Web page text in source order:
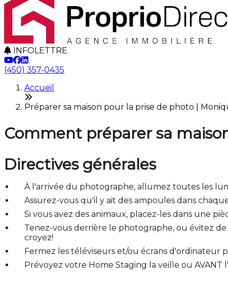
INFOLETTRE
(450) 357-0435
Accueil
Préparer sa maison pour la prise de photo |
Comment préparer sa
Directives générales
À l'arrivée du photographe, allumez toutes les
Assurez-vous qu'il y ait des ampoules dans
Si vous avez des animaux, placez-les dans une
Tenez-vous derrière le photographe, ou évitez
croyez!
Fermez les téléviseurs et/ou écrans d'ordinateur
Prévoyez votre Home Staging la veille ou